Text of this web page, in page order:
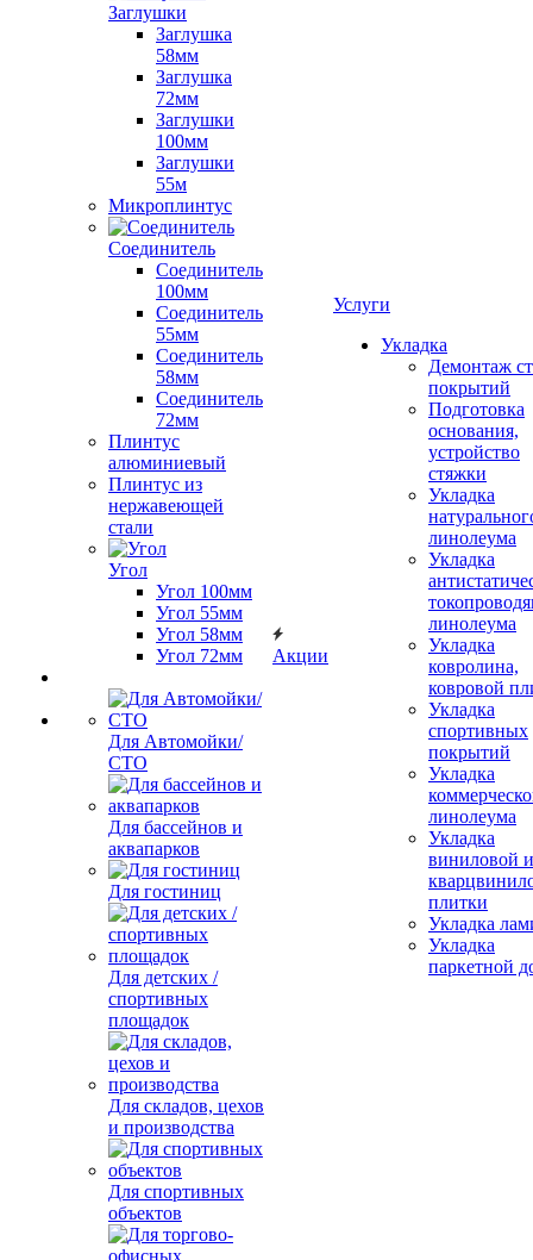
Заглушки
Заглушка
58мм
Заглушка
72мм
Заглушки
100мм
Заглушки
55м
Микроплинтус
Соединитель
Соединитель
100мм
Соединитель
55мм
Соединитель
58мм
Соединитель
72мм
Плинтус
алюминиевый
Плинтус из
нержавеющей
стали
Угол
Угол 100мм
Угол 55мм
Угол 58мм
Угол 72мм
Для Автомойки/
СТО
Для бассейнов и
аквапарков
Для гостиниц
Для детских /
спортивных
площадок
Для складов, цехов
и производства
Для спортивных
объектов
Акции
Услуги
Укладка
Демонтаж
покрытий
Подготовка
основания,
устройство
стяжки
Укладка
линолеума
Укладка
линолеума
Укладка
ковролина,
ковровой
Укладка
спортивных
покрытий
Укладка
линолеума
Укладка
виниловой и
плитки
Укладка
Укладка
паркетной